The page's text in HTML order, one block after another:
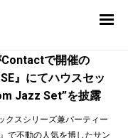
で開催の
』にてハウスセッ
Jazz Set”を披露
クスシリーズ兼パーティー
で不動の人気を博したサン